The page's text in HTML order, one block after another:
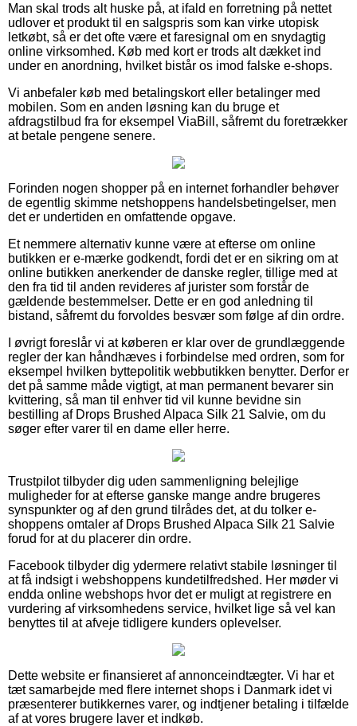
Man skal trods alt huske på, at ifald en forretning på nettet
udlover et produkt til en salgspris som kan virke utopisk
letkøbt, så er det ofte være et faresignal om en snydagtig
online virksomhed. Køb med kort er trods alt dækket ind
under en anordning, hvilket bistår os imod falske e-shops.
Vi anbefaler køb med betalingskort eller betalinger med
mobilen. Som en anden løsning kan du bruge et
afdragstilbud fra for eksempel ViaBill, såfremt du foretrækker
at betale pengene senere.
Forinden nogen shopper på en internet forhandler behøver
de egentlig skimme netshoppens handelsbetingelser, men
det er undertiden en omfattende opgave.
Et nemmere alternativ kunne være at efterse om online
butikken er e-mærke godkendt, fordi det er en sikring om at
online butikken anerkender de danske regler, tillige med at
den fra tid til anden revideres af jurister som forstår de
gældende bestemmelser. Dette er en god anledning til
bistand, såfremt du forvoldes besvær som følge af din ordre.
I øvrigt foreslår vi at køberen er klar over de grundlæggende
regler der kan håndhæves i forbindelse med ordren, som for
eksempel hvilken byttepolitik webbutikken benytter. Derfor er
det på samme måde vigtigt, at man permanent bevarer sin
kvittering, så man til enhver tid vil kunne bevidne sin
bestilling af Drops Brushed Alpaca Silk 21 Salvie, om du
søger efter varer til en dame eller herre.
Trustpilot tilbyder dig uden sammenligning belejlige
muligheder for at efterse ganske mange andre brugeres
synspunkter og af den grund tilrådes det, at du tolker e-
shoppens omtaler af Drops Brushed Alpaca Silk 21 Salvie
forud for at du placerer din ordre.
Facebook tilbyder dig ydermere relativt stabile løsninger til
at få indsigt i webshoppens kundetilfredshed. Her møder vi
endda online webshops hvor det er muligt at registrere en
vurdering af virksomhedens service, hvilket lige så vel kan
benyttes til at afveje tidligere kunders oplevelser.
Dette website er finansieret af annonceindtægter. Vi har et
tæt samarbejde med flere internet shops i Danmark idet vi
præsenterer butikkernes varer, og indtjener betaling i tilfælde
af at vores brugere laver et indkøb.